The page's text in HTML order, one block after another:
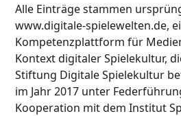
Alle Einträge stammen
www.digitale-spielewelten.de,
Kompetenzplattform für
Kontext digitaler Spielekultur,
Stiftung Digitale Spielekultur
im Jahr 2017 unter
Kooperation mit dem Institut